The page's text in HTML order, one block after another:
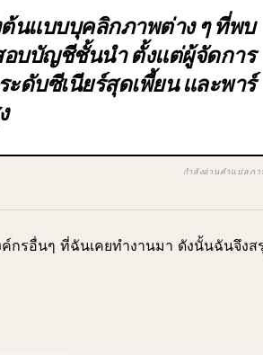
ต้นแบบบุคลิกภาพต่าง ๆ ที่พบ
อบบัญชีชั้นนำ ตั้งแต่ผู้จัดการ
ดับซีเนียร์สุดเพี้ยน และพาร์
กำลังอ่านคำแปลภ
รอื่นๆ ที่ฉันเคยทำงานมา ดังนั้นฉันจึงส